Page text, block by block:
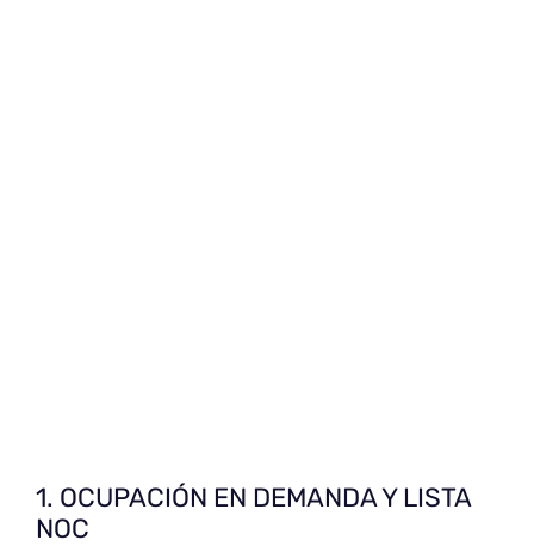
1. OCUPACIÓN EN DEMANDA Y LISTA
NOC